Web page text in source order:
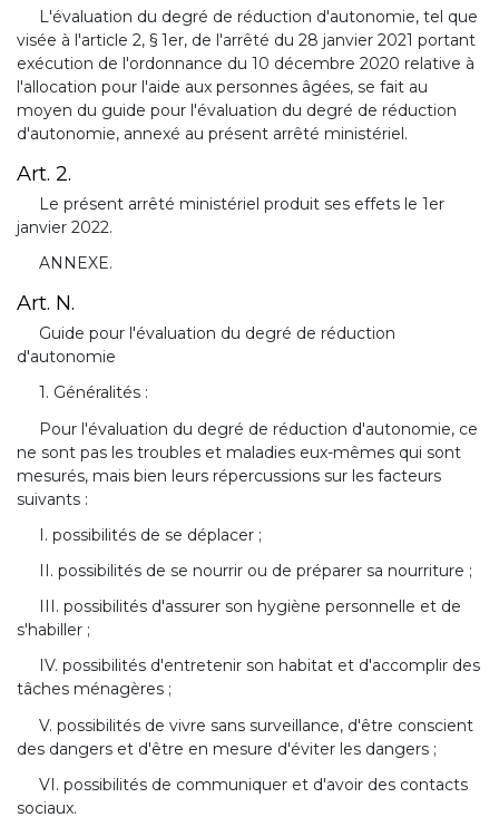
L'évaluation du degré de réduction d'autonomie, tel que
visée à l'article 2, § 1er, de l'arrêté du 28 janvier 2021 portant
exécution de l'ordonnance du 10 décembre 2020 relative à
l'allocation pour l'aide aux personnes âgées, se fait au
moyen du guide pour l'évaluation du degré de réduction
d'autonomie, annexé au présent arrêté ministériel.
Art. 2.
Le présent arrêté ministériel produit ses effets le 1er
janvier 2022.
ANNEXE.
Art. N.
Guide pour l'évaluation du degré de réduction
d'autonomie
1. Généralités :
Pour l'évaluation du degré de réduction d'autonomie, ce
ne sont pas les troubles et maladies eux-mêmes qui sont
mesurés, mais bien leurs répercussions sur les facteurs
suivants :
I. possibilités de se déplacer ;
II. possibilités de se nourrir ou de préparer sa nourriture ;
III. possibilités d'assurer son hygiène personnelle et de
s'habiller ;
IV. possibilités d'entretenir son habitat et d'accomplir des
tâches ménagères ;
V. possibilités de vivre sans surveillance, d'être conscient
des dangers et d'être en mesure d'éviter les dangers ;
VI. possibilités de communiquer et d'avoir des contacts
sociaux.